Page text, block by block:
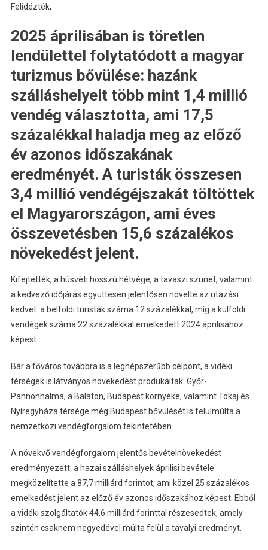
Felidézték,
2025 áprilisában is töretlen
lendülettel folytatódott a magyar
turizmus bővülése: hazánk
szálláshelyeit több mint 1,4 millió
vendég választotta, ami 17,5
százalékkal haladja meg az előző
év azonos időszakának
eredményét. A turisták összesen
3,4 millió vendégéjszakát töltöttek
el Magyarországon, ami éves
összevetésben 15,6 százalékos
növekedést jelent.
Kifejtették, a húsvéti hosszú hétvége, a tavaszi szünet, valamint
a kedvező időjárás együttesen jelentősen növelte az utazási
kedvet: a belföldi turisták száma 12 százalékkal, míg a külföldi
vendégek száma 22 százalékkal emelkedett 2024 áprilisához
képest.
Bár a főváros továbbra is a legnépszerűbb célpont, a vidéki
térségek is látványos növekedést produkáltak: Győr-
Pannonhalma, a Balaton, Budapest környéke, valamint Tokaj és
Nyíregyháza térsége még Budapest bővülését is felülmúlta a
nemzetközi vendégforgalom tekintetében.
A növekvő vendégforgalom jelentős bevételnövekedést
eredményezett: a hazai szálláshelyek áprilisi bevétele
megközelítette a 87,7 milliárd forintot, ami közel 25 százalékos
emelkedést jelent az előző év azonos időszakához képest. Ebből
a vidéki szolgáltatók 44,6 milliárd forinttal részesedtek, amely
szintén csaknem negyedével múlta felül a tavalyi eredményt.